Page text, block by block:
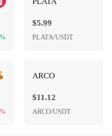
$5.99
PLATA/USDT
ARCO
$11.12
ARCO/USDT